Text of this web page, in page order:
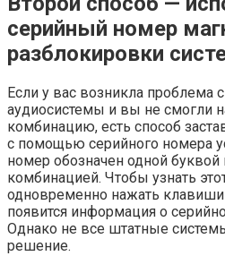
серийный номер
разблокировки
Если у вас возникла проблема
аудиосистемы и вы не смогли
комбинацию, есть способ
с помощью серийного номера
номер обозначен одной
комбинацией. Чтобы узнать
одновременно нажать клавиши
появится информация о
Однако не все штатные
решение.